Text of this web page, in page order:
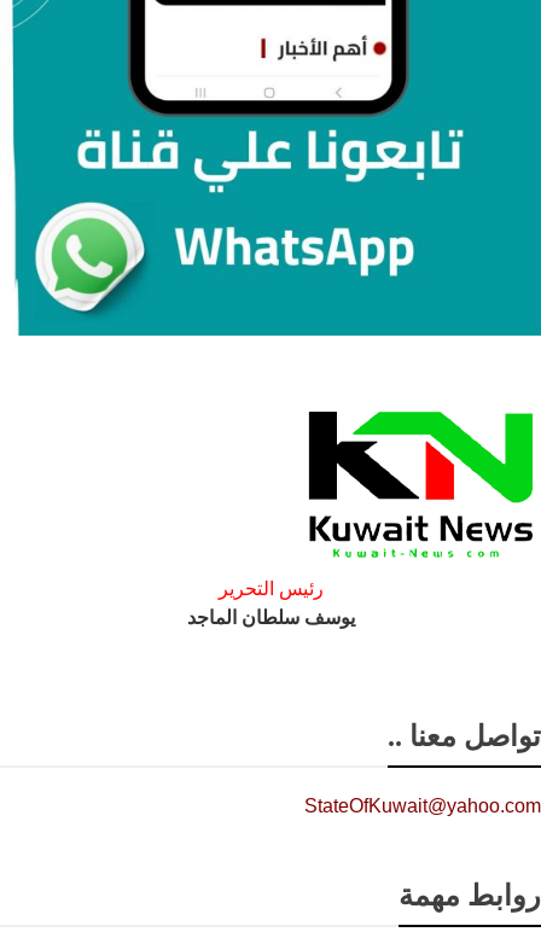
رئيس التحرير
يوسف سلطان الماجد
تواصل معنا ..
StateOfKuwait@yahoo.com
روابط مهمة